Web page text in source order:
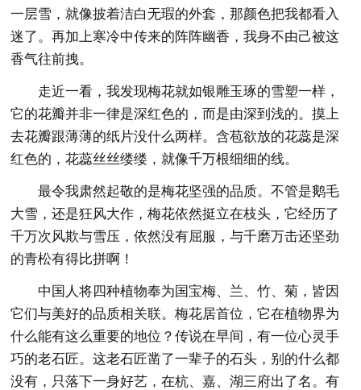
一层雪，就像披着洁白无瑕的外套，那颜色把我都看入
迷了。再加上寒冷中传来的阵阵幽香，我身不由己被这
香气往前拽。
走近一看，我发现梅花就如银雕玉琢的雪塑一样，
它的花瓣并非一律是深红色的，而是由深到浅的。摸上
去花瓣跟薄薄的纸片没什么两样。含苞欲放的花蕊是深
红色的，花蕊丝丝缕缕，就像千万根细细的线。
最令我肃然起敬的是梅花坚强的品质。不管是鹅毛
大雪，还是狂风大作，梅花依然挺立在枝头，它经历了
千万次风欺与雪压，依然没有屈服，与千磨万击还坚劲
的青松有得比拼啊！
中国人将四种植物奉为国宝梅、兰、竹、菊，皆因
它们与美好的品质相关联。梅花居首位，它在植物界为
什么能有这么重要的地位？传说在早间，有一位心灵手
巧的老石匠。这老石匠凿了一辈子的石头，别的什么都
没有，只落下一身好艺，在杭、嘉、湖三府出了名。有